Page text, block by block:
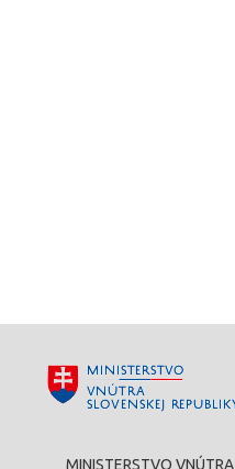
MINISTERSTVO VNÚTRA